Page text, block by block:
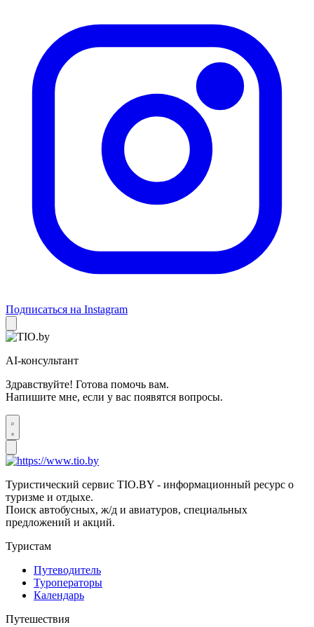
Подписаться на Instagram
AI-консультант
Здравствуйте! Готова помочь вам.
Напишите мне, если у вас появятся вопросы.
Туристический сервис TIO.BY - информационный ресурс о
туризме и отдыхе.
Поиск автобусных, ж/д и авиатуров, специальных
предложений и акций.
Туристам
Путеводитель
Туроператоры
Календарь
Путешествия